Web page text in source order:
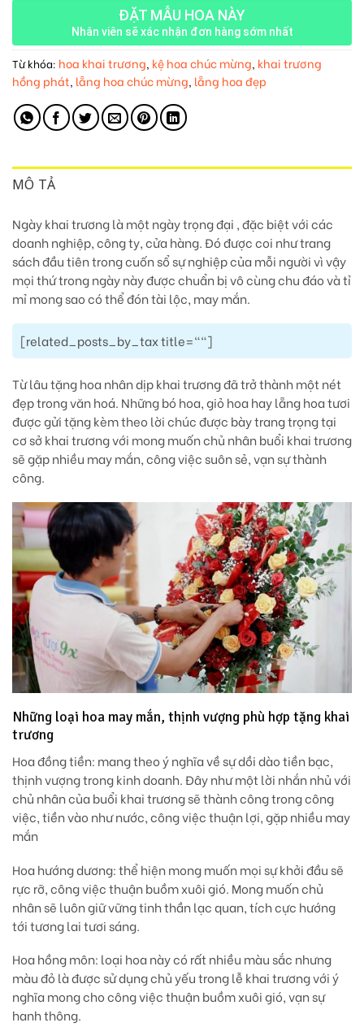
ĐẶT MẪU HOA NÀY
Nhân viên sẽ xác nhận đơn hàng sớm nhất
Từ khóa: hoa khai trương, kệ hoa chúc mừng, khai trương
hồng phát, lẵng hoa chúc mừng, lẵng hoa đẹp
MÔ TẢ
Ngày khai trương là một ngày trọng đại , đặc biệt với các
doanh nghiệp, công ty, cửa hàng. Đó được coi như trang
sách đầu tiên trong cuốn sổ sự nghiệp của mỗi người vì vậy
mọi thứ trong ngày này được chuẩn bị vô cùng chu đáo và tỉ
mỉ mong sao có thể đón tài lộc, may mắn.
[related_posts_by_tax title=""]
Từ lâu tặng hoa nhân dịp khai trương đã trở thành một nét
đẹp trong văn hoá. Những bó hoa, giỏ hoa hay lẵng hoa tươi
được gửi tặng kèm theo lời chúc được bày trang trọng tại
cơ sở khai trương với mong muốn chủ nhân buổi khai trương
sẽ gặp nhiều may mắn, công việc suôn sẻ, vạn sự thành
công.
Những loại hoa may mắn, thịnh vượng phù hợp tặng khai
trương
Hoa đồng tiền: mang theo ý nghĩa về sự dồi dào tiền bạc,
thịnh vượng trong kinh doanh. Đây như một lời nhắn nhủ với
chủ nhân của buổi khai trương sẽ thành công trong công
việc, tiền vào như nước, công việc thuận lợi, gặp nhiều may
mắn
Hoa hướng dương: thể hiện mong muốn mọi sự khởi đầu sẽ
rực rỡ, công việc thuận buồm xuôi gió. Mong muốn chủ
nhân sẽ luôn giữ vững tinh thần lạc quan, tích cực hướng
tới tương lai tươi sáng.
Hoa hồng môn: loại hoa này có rất nhiều màu sắc nhưng
màu đỏ là được sử dụng chủ yếu trong lễ khai trương với ý
nghĩa mong cho công việc thuận buồm xuôi gió, vạn sự
hanh thông.